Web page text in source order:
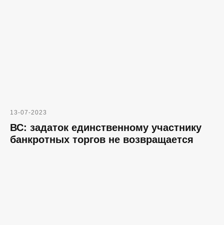
13-07-2023
ВС: задаток единственному участнику
банкротных торгов не возвращается